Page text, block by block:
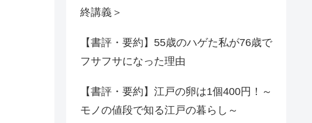
終講義＞
【書評・要約】55歳のハゲた私が76歳で
フサフサになった理由
【書評・要約】江戸の卵は1個400円！～
モノの値段で知る江戸の暮らし～